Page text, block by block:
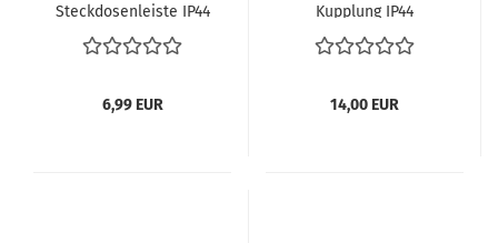
Steck­do­sen­leis­te IP44
in Oran­ge
6,99 EUR
Kupp­lung IP44
14,00 EUR